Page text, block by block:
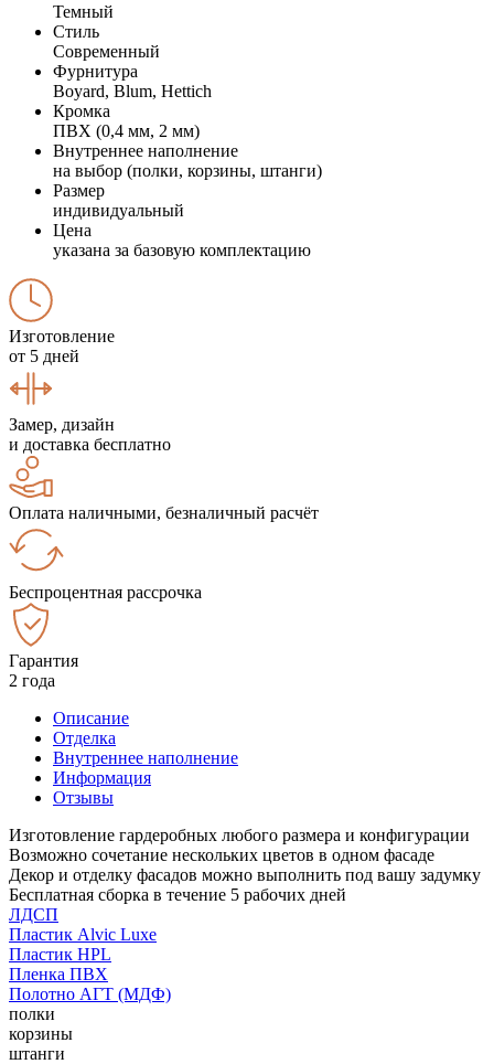
Темный
Стиль
Современный
Фурнитура
Boyard, Blum, Hettich
Кромка
ПВХ (0,4 мм, 2 мм)
Внутреннее наполнение
на выбор (полки, корзины, штанги)
Размер
индивидуальный
Цена
указана за базовую комплектацию
Изготовление
от 5 дней
Замер, дизайн
и доставка бесплатно
Оплата наличными, безналичный расчёт
Беспроцентная рассрочка
Гарантия
2 года
Описание
Отделка
Внутреннее наполнение
Информация
Отзывы
Изготовление гардеробных любого размера и конфигурации
Возможно сочетание нескольких цветов в одном фасаде
Декор и отделку фасадов можно выполнить под вашу задумку
Бесплатная сборка в течение 5 рабочих дней
ЛДСП
Пластик Alvic Luxe
Пластик HPL
Пленка ПВХ
Полотно АГТ (МДФ)
полки
корзины
штанги